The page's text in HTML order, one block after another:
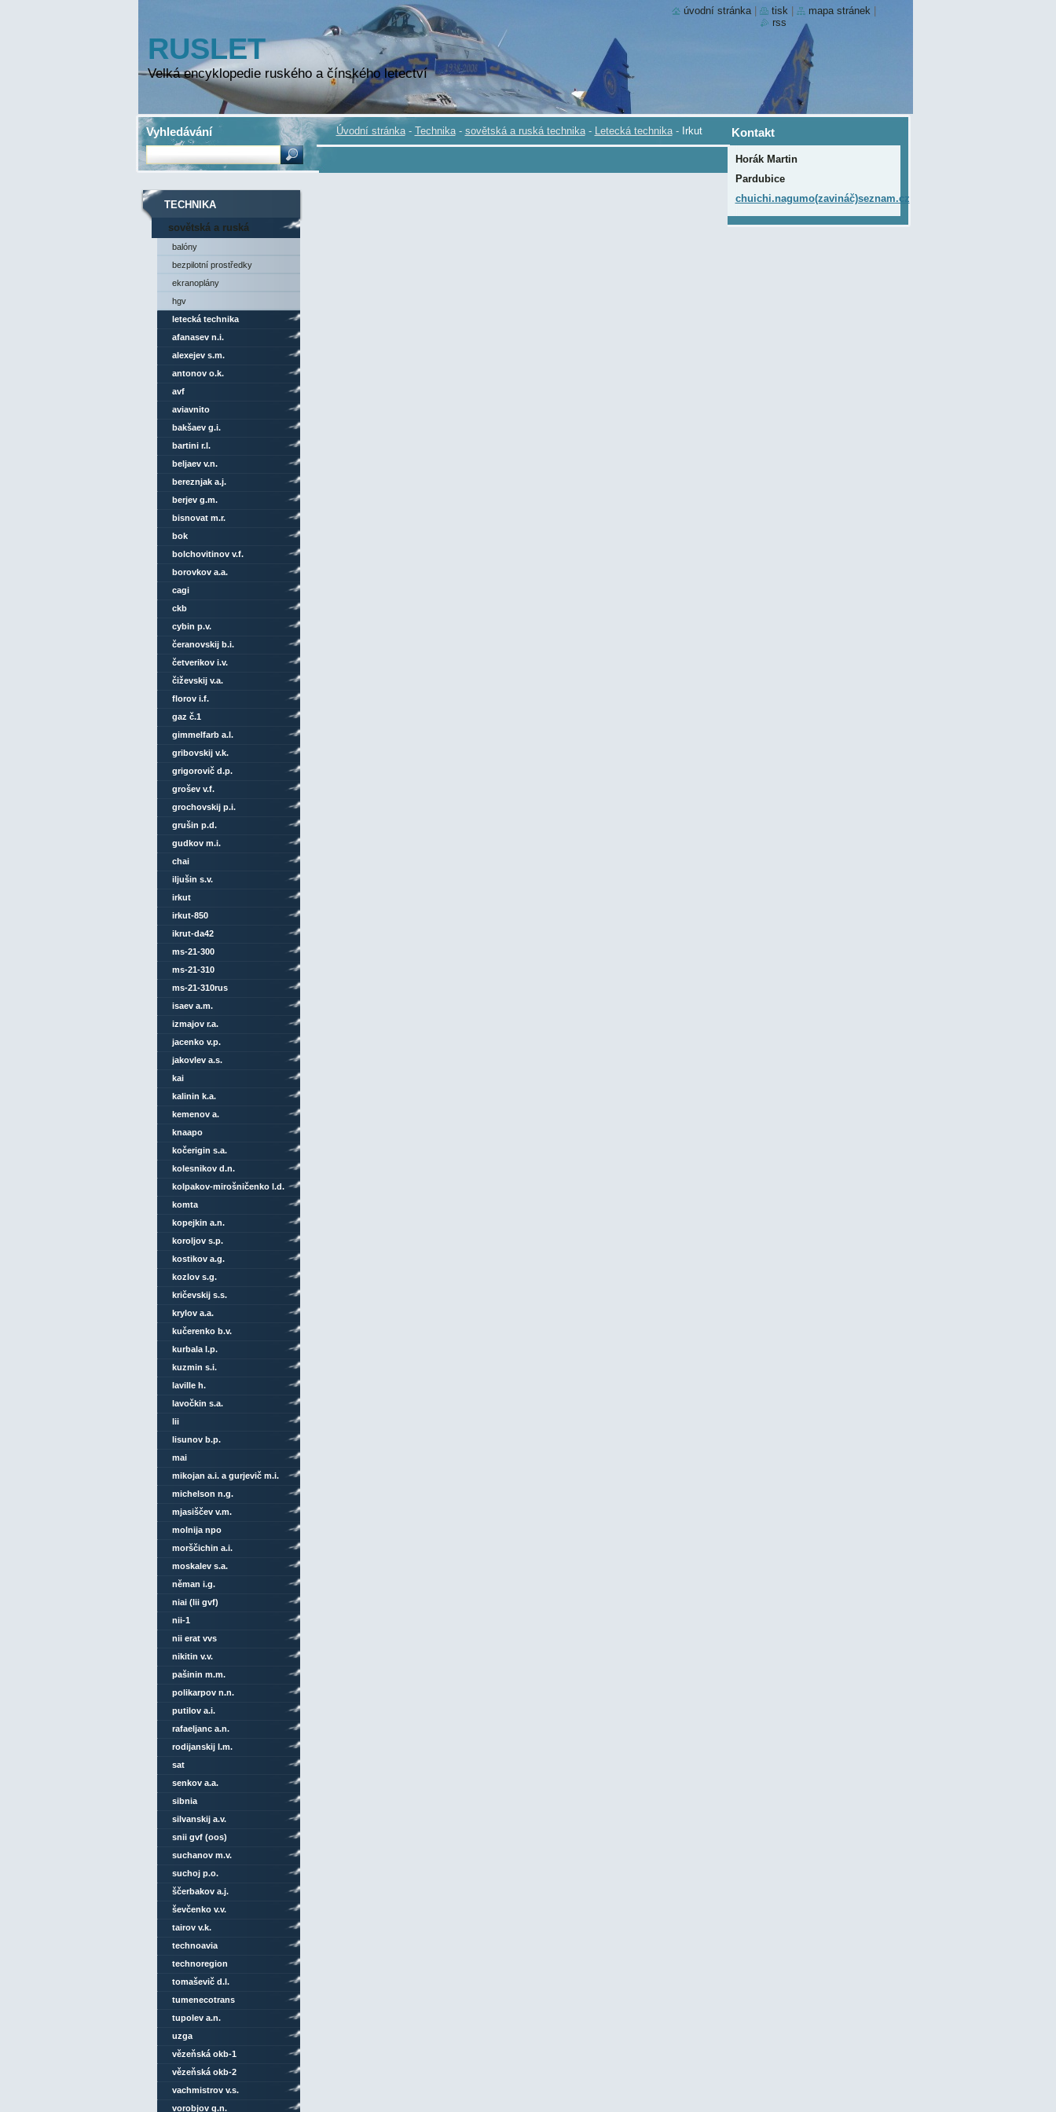
RUSLET
Velká encyklopedie ruského a čínského letectví
Úvodní stránka - Technika - sovětská a ruská technika - Letecká technika - Irkut
TECHNIKA
sovětská a ruská
technika
balóny
bezpilotní prostředky
ekranoplány
hgv
letecká technika
afanasev n.i.
alexejev s.m.
antonov o.k.
avf
aviavnito
bakšaev g.i.
bartini r.l.
beljaev v.n.
bereznjak a.j.
berjev g.m.
bisnovat m.r.
bok
bolchovitinov v.f.
borovkov a.a.
cagi
ckb
cybin p.v.
čeranovskij b.i.
četverikov i.v.
čiževskij v.a.
florov i.f.
gaz č.1
gimmelfarb a.l.
gribovskij v.k.
grigorovič d.p.
grošev v.f.
grochovskij p.i.
grušin p.d.
gudkov m.i.
chai
iljušin s.v.
irkut
irkut-850
ikrut-da42
ms-21-300
ms-21-310
ms-21-310rus
isaev a.m.
izmajov r.a.
jacenko v.p.
jakovlev a.s.
kai
kalinin k.a.
kemenov a.
knaapo
kočerigin s.a.
kolesnikov d.n.
kolpakov-mirošničenko l.d.
komta
kopejkin a.n.
koroljov s.p.
kostikov a.g.
kozlov s.g.
kričevskij s.s.
krylov a.a.
kučerenko b.v.
kurbala l.p.
kuzmin s.i.
laville h.
lavočkin s.a.
lii
lisunov b.p.
mai
mikojan a.i. a gurjevič m.i.
michelson n.g.
mjasiščev v.m.
molnija npo
morščichin a.i.
moskalev s.a.
něman i.g.
niai (lii gvf)
nii-1
nii erat vvs
nikitin v.v.
pašinin m.m.
polikarpov n.n.
putilov a.i.
rafaeljanc a.n.
rodijanskij l.m.
sat
senkov a.a.
sibnia
silvanskij a.v.
snii gvf (oos)
suchanov m.v.
suchoj p.o.
ščerbakov a.j.
ševčenko v.v.
tairov v.k.
technoavia
technoregion
tomaševič d.l.
tumenecotrans
tupolev a.n.
uzga
vězeňská okb-1
vězeňská okb-2
vachmistrov v.s.
vorobjov g.n.
Kontakt
Horák Martin
Pardubice
chuichi.nagumo(zavináč)seznam.cz
Vyhledávání
úvodní stránka tisk mapa stránek
rss